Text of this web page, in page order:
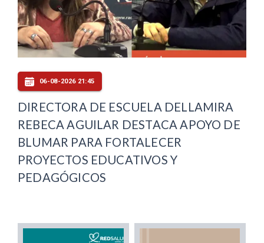
06-08-2026 21:45
DIRECTORA DE ESCUELA DELLAMIRA
REBECA AGUILAR DESTACA APOYO DE
BLUMAR PARA FORTALECER
PROYECTOS EDUCATIVOS Y
PEDAGÓGICOS